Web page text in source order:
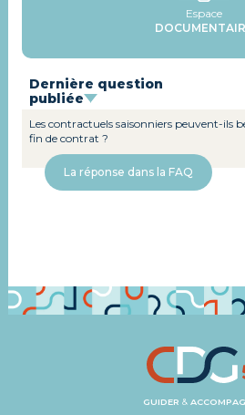
Espace
Dernière question
publiée
Les contractuels saisonniers peuvent-ils
fin de contrat ?
La réponse dans la FAQ
GUIDER &